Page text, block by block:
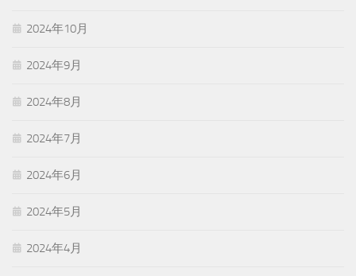
2024年10月
2024年9月
2024年8月
2024年7月
2024年6月
2024年5月
2024年4月